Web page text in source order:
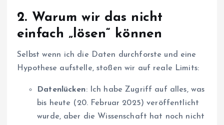
2. Warum wir das nicht
einfach „lösen“ können
Selbst wenn ich die Daten durchforste und eine
Hypothese aufstelle, stoßen wir auf reale Limits:
Datenlücken: Ich habe Zugriff auf alles, was
bis heute (20. Februar 2025) veröffentlicht
wurde, aber die Wissenschaft hat noch nicht